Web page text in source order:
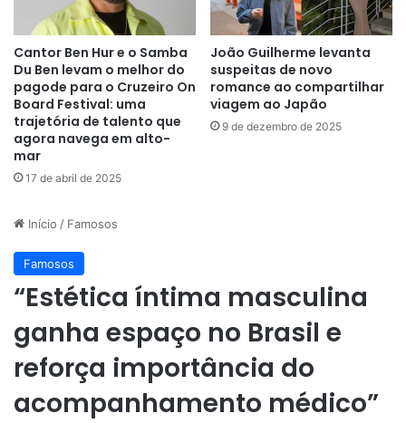
Cantor Ben Hur e o Samba
Du Ben levam o melhor do
pagode para o Cruzeiro On
Board Festival: uma
trajetória de talento que
agora navega em alto-
mar
17 de abril de 2025
João Guilherme levanta
suspeitas de novo
romance ao compartilhar
viagem ao Japão
9 de dezembro de 2025
Início / Famosos
Famosos
“Estética íntima masculina
ganha espaço no Brasil e
reforça importância do
acompanhamento médico”